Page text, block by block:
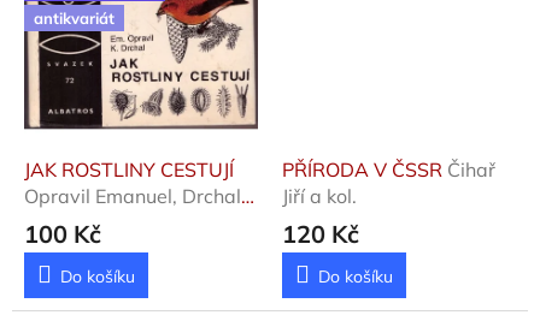
antikvariát
JAK ROSTLINY CESTUJÍ
Opravil Emanuel, Drchal
Karel
100 Kč
Do košíku
PŘÍRODA V ČSSR Čihař
Jiří a kol.
120 Kč
Do košíku